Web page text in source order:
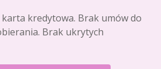
kredytowa. Brak umów do
Brak ukrytych